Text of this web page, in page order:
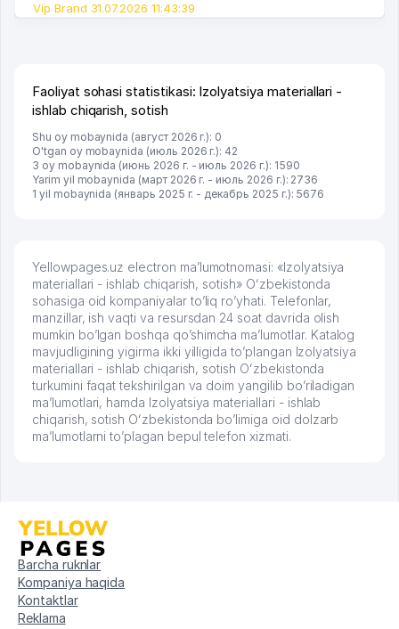
Vip Brand 31.07.2026 11:43:39
Faoliyat sohasi statistikasi: Izolyatsiya materiallari -
ishlab chiqarish, sotish
Shu oy mobaynida (август 2026 г.): 0
O'tgan oy mobaynida (июль 2026 г.): 42
3 oy mobaynida (июнь 2026 г. - июль 2026 г.): 1590
Yarim yil mobaynida (март 2026 г. - июль 2026 г.): 2736
1 yil mobaynida (январь 2025 г. - декабрь 2025 г.): 5676
Yellowpages.uz electron ma’lumotnomasi: «Izolyatsiya
materiallari - ishlab chiqarish, sotish» Oʻzbekistonda
sohasiga oid kompaniyalar to’liq ro’yhati. Telefonlar,
manzillar, ish vaqti va resursdan 24 soat davrida olish
mumkin bo’lgan boshqa qo’shimcha ma’lumotlar. Katalog
mavjudligining yigirma ikki yilligida to’plangan Izolyatsiya
materiallari - ishlab chiqarish, sotish Oʻzbekistonda
turkumini faqat tekshirilgan va doim yangilib bo’riladigan
ma’lumotlari, hamda Izolyatsiya materiallari - ishlab
chiqarish, sotish Oʻzbekistonda bo’limiga oid dolzarb
ma’lumotlarni to’plagan bepul telefon xizmati.
Barcha ruknlar
Kompaniya haqida
Kontaktlar
Reklama